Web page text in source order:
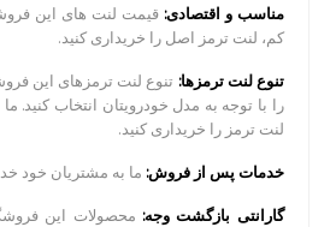
مناسب و اقتصادی: قیمت لنت های این
کم، لنت ترمز اصل را خریداری کنید.
تنوع لنت ترمزها: تنوع لنت ترمزهای این
را با توجه به مدل خودرویتان انتخاب
لنت ترمز را خریداری کنید.
خدمات پس از فروش: ما به مشتریان خود
گارانتی بازگشت وجه: محصولات این